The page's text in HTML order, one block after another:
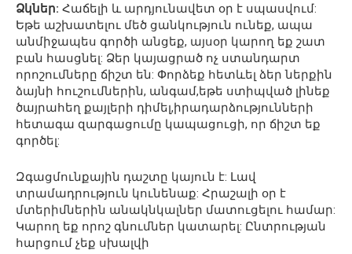
Ձկներ: Հաճելի և արդյունավետ օր է սպասվում:
Եթե աշխատելու մեծ ցանկություն ունեք, ապա
անմիջապես գործի անցեք, այսօր կարող եք շատ
բան հասցնել: Ձեր կայացրած ոչ ստանդարտ
որոշումները ճիշտ են: Փորձեք հետևել ձեր ներքին
ձայնի հուշումներին, անգամ,եթե ստիպված լինեք
ծայրահեղ քայլերի դիմել,իրադարձությունների
հետագա զարգացումը կապացուցի, որ ճիշտ եք
գործել:
Զգացմունքային դաշտը կայուն է: Լավ
տրամադրություն կունենաք: Հրաշալի օր է
մտերիմներին անակնկալներ մատուցելու համար:
Կարող եք որոշ գնումներ կատարել: Ընտրության
հարցում չեք սխալվի